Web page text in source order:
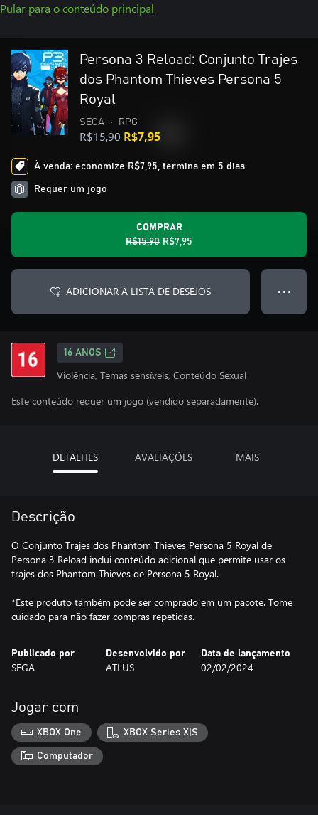
Pular para o conteúdo principal
Persona 3 Reload: Conjunto Trajes
dos Phantom Thieves Persona 5
Royal
SEGA • RPG
R$15,90 R$7,95
À venda: economize R$7,95, termina em 5 dias
Requer um jogo
COMPRAR
R$15,90 R$7,95
ADICIONAR À LISTA DE DESEJOS ● ● ●
16 ANOS
Violência, Temas sensíveis, Conteúdo Sexual
Este conteúdo requer um jogo (vendido separadamente).
DETALHES AVALIAÇÕES MAIS
Descrição
O Conjunto Trajes dos Phantom Thieves Persona 5 Royal de
Persona 3 Reload inclui conteúdo adicional que permite usar os
trajes dos Phantom Thieves de Persona 5 Royal.
*Este produto também pode ser comprado em um pacote. Tome
cuidado para não fazer compras repetidas.
Publicado por
SEGA
Desenvolvido por
ATLUS
Data de lançamento
02/02/2024
Jogar com
XBOX One XBOX Series X|S
Computador